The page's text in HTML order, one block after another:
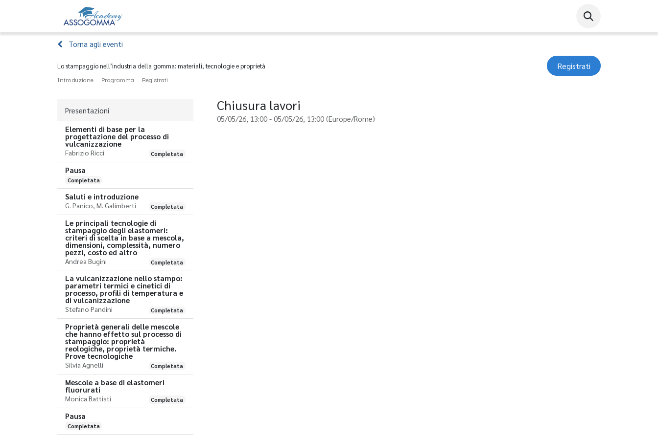
Torna agli eventi
Lo stampaggio nell’industria della gomma: materiali, tecnologie e proprietà Registrati
Introduzione Programma Registrati
Presentazioni
Elementi di base per la
progettazione del processo di
vulcanizzazione
Fabrizio Ricci Completata
Pausa
Completata
Saluti e introduzione
G. Panico, M. Galimberti Completata
Le principali tecnologie di
stampaggio degli elastomeri:
criteri di scelta in base a mescola,
dimensioni, complessità, numero
pezzi, costo ed altro
Andrea Bugini Completata
La vulcanizzazione nello stampo:
parametri termici e cinetici di
processo, profili di temperatura e
di vulcanizzazione
Stefano Pandini Completata
Proprietà generali delle mescole
che hanno effetto sul processo di
stampaggio: proprietà
reologiche, proprietà termiche.
Prove tecnologiche
Silvia Agnelli Completata
Mescole a base di elastomeri
fluorurati
Monica Battisti Completata
Pausa
Completata
Chiusura lavori
05/05/26, 13:00- 05/05/26, 13:00(Europe/Rome)